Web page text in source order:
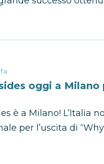
oggi a Milano
è a Milano! L’Italia
per l’uscita di